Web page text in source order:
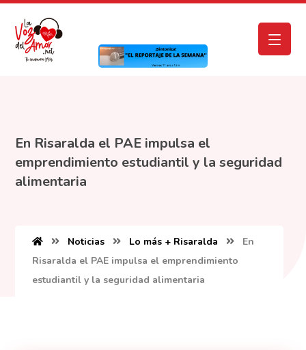
En Risaralda el PAE impulsa el
emprendimiento estudiantil y la seguridad
alimentaria
Noticias Lo más + Risaralda
En
Risaralda el PAE impulsa el emprendimiento
estudiantil y la seguridad alimentaria